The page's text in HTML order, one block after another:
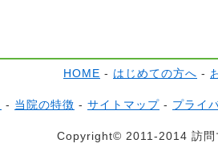
HOME - はじめての方へ -
- 当院の特徴 - サイトマップ - プライ
Copyright© 2011-2014 訪問